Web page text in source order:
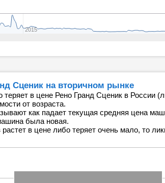
2015
Сценик на вторичном рынке
теряет в цене Рено Гранд Сценик в России
от возраста.
как падает текущая средняя цена
была новая.
в цене либо теряет очень мало, то